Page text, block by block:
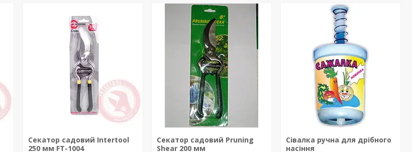
Секатор садовий Intertool
250 мм FT-1004
Секатор садовий Pruning
Shear 200 мм
Сівалка ручна для дрібного
насіння